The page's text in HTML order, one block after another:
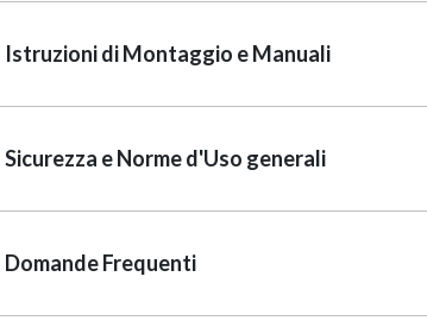
Istruzioni di Montaggio e Manuali
Sicurezza e Norme d'Uso generali
Domande Frequenti